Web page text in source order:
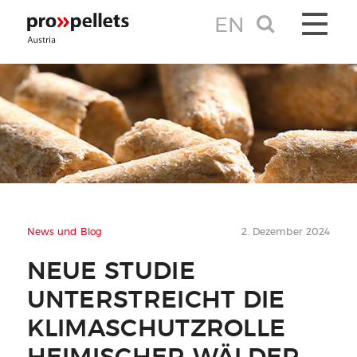
TOGGLE
EN
2. Dezember 2024
News und Blog
NEUE STUDIE
UNTERSTREICHT DIE
KLIMASCHUTZROLLE